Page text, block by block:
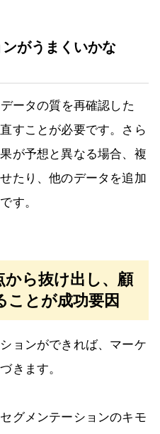
がうまくいかな
ータの質を再確認した
すことが必要です。さら
が予想と異なる場合、複
たり、他のデータを追加
す。
から抜け出し、顧
ことが成功要因
ョンができれば、マーケ
きます。
グメンテーションのキモ